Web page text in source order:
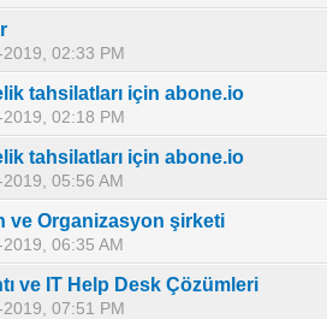
02:33 PM
5 üzerinden 0
tahsilatları için abone.io
02:18 PM
5 üzerinden 0
12345
tahsilatları için abone.io
05:56 AM
5 üzerinden 0
12345
ve Organizasyon şirketi
06:35 AM
5 üzerinden 0
12345
ve IT Help Desk Çözümleri
07:51 PM
5 üzerinden 0
1 2 3 45